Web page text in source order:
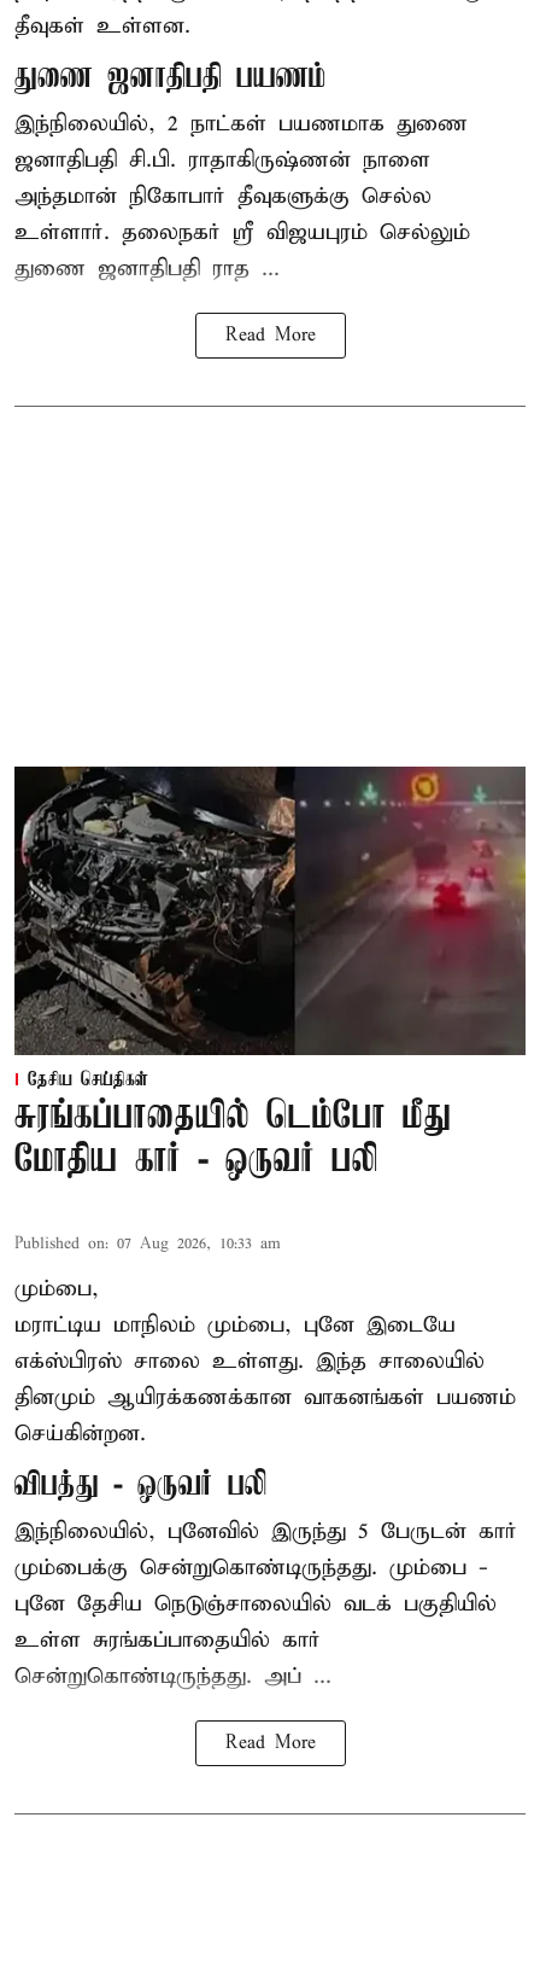
தீவுகள் உள்ளன.
துணை ஜனாதிபதி பயணம்
இந்நிலையில், 2 நாட்கள் பயணமாக துணை
ஜனாதிபதி சி.பி. ராதாகிருஷ்ணன் நாளை
அந்தமான் நிகோபார் தீவுகளுக்கு செல்ல
உள்ளார். தலைநகர் ஸ்ரீ விஜயபுரம் செல்லும்
துணை ஜனாதிபதி ராத ...
Read More
தேசிய செய்திகள்
சுரங்கப்பாதையில் டெம்போ மீது
மோதிய கார் - ஒருவர் பலி
Published on: 07 Aug 2026, 10:33 am
மும்பை,
மராட்டிய மாநிலம் மும்பை, புனே இடையே
எக்ஸ்பிரஸ் சாலை உள்ளது. இந்த சாலையில்
தினமும் ஆயிரக்கணக்கான வாகனங்கள் பயணம்
செய்கின்றன.
விபத்து - ஒருவர் பலி
இந்நிலையில், புனேவில் இருந்து 5 பேருடன் கார்
மும்பைக்கு சென்றுகொண்டிருந்தது. மும்பை -
புனே தேசிய நெடுஞ்சாலையில் வடக் பகுதியில்
உள்ள சுரங்கப்பாதையில் கார்
சென்றுகொண்டிருந்தது. அப் ...
Read More